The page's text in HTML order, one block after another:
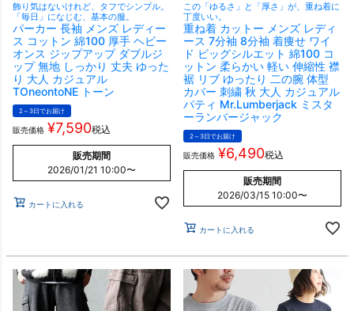
飾り気はないけれど、タフでシンプル。
「毎日」になじむ、基本の服。
パーカー 長袖 メンズ レディー
ス コットン 綿100 厚手 ヘビー
オンス ジップアップ ダブルジ
ップ 無地 しっかり 丈夫 ゆった
り 大人 カジュアル
TOneontoNE トーン
2～3日でお届け
販売価格 ¥7,590税込
販売期間
2026/01/21 10:00〜
カートに入れる
この「ゆるさ」と「厚さ」が、重ね着に
丁度いい。
重ね着 カットー メンズ レディ
ース 7分袖 8分袖 着痩せ ワイ
ド ビッグシルエット 綿100 コ
ットン 柔らかい 軽い 伸縮性 襟
裾 リブ ゆったり 二の腕 体型
カバー 刺繍 秋 大人 カジュアル
パティ Mr.Lumberjack ミスタ
ーランバージャック
2～3日でお届け
販売価格 ¥6,490税込
販売期間
2026/03/15 10:00〜
カートに入れる